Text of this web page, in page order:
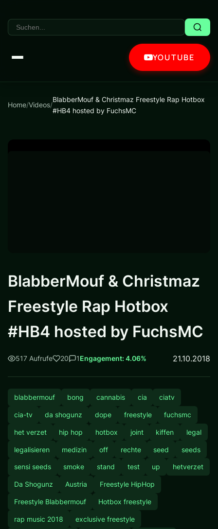
YOUTUBE
Home/Videos/
BlabberMouf & Christmaz Freestyle Rap Hotbox
#HB4 hosted by FuchsMC
BlabberMouf & Christmaz
Freestyle Rap Hotbox
#HB4 hosted by FuchsMC
517 Aufrufe 20 1Engagement: 4.06% 21.10.2018
blabbermouf bong cannabis cia ciatv
cia-tv da shogunz dope freestyle fuchsmc
het verzet hip hop hotbox joint kiffen legal
legalisieren medizin off rechte seed seeds
sensi seeds smoke stand test up hetverzet
Da Shogunz Austria Freestyle HipHop
Freestyle Blabbermouf Hotbox freestyle
rap music 2018 exclusive freestyle